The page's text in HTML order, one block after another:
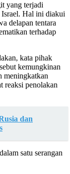
yang terjadi
Hal ini diakui
delapan tentara
terhadap
kata pihak
kemungkinan
meningkatkan
reaksi penolakan
dan
satu serangan